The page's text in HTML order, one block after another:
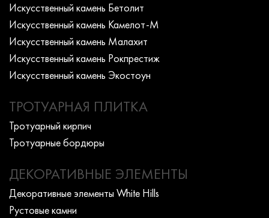
Искусcтвенный камень Бетолит
Искусcтвенный камень Камелот-М
Искусcтвенный камень Малахит
Искусcтвенный камень Рокпрестиж
Искусcтвенный камень Экостоун
ТРОТУАРНАЯ ПЛИТКА
Тротуарный кирпич
Тротуарные бордюры
ДЕКОРАТИВНЫЕ ЭЛЕМЕНТЫ
Декоративные элементы White Hills
Рустовые камни